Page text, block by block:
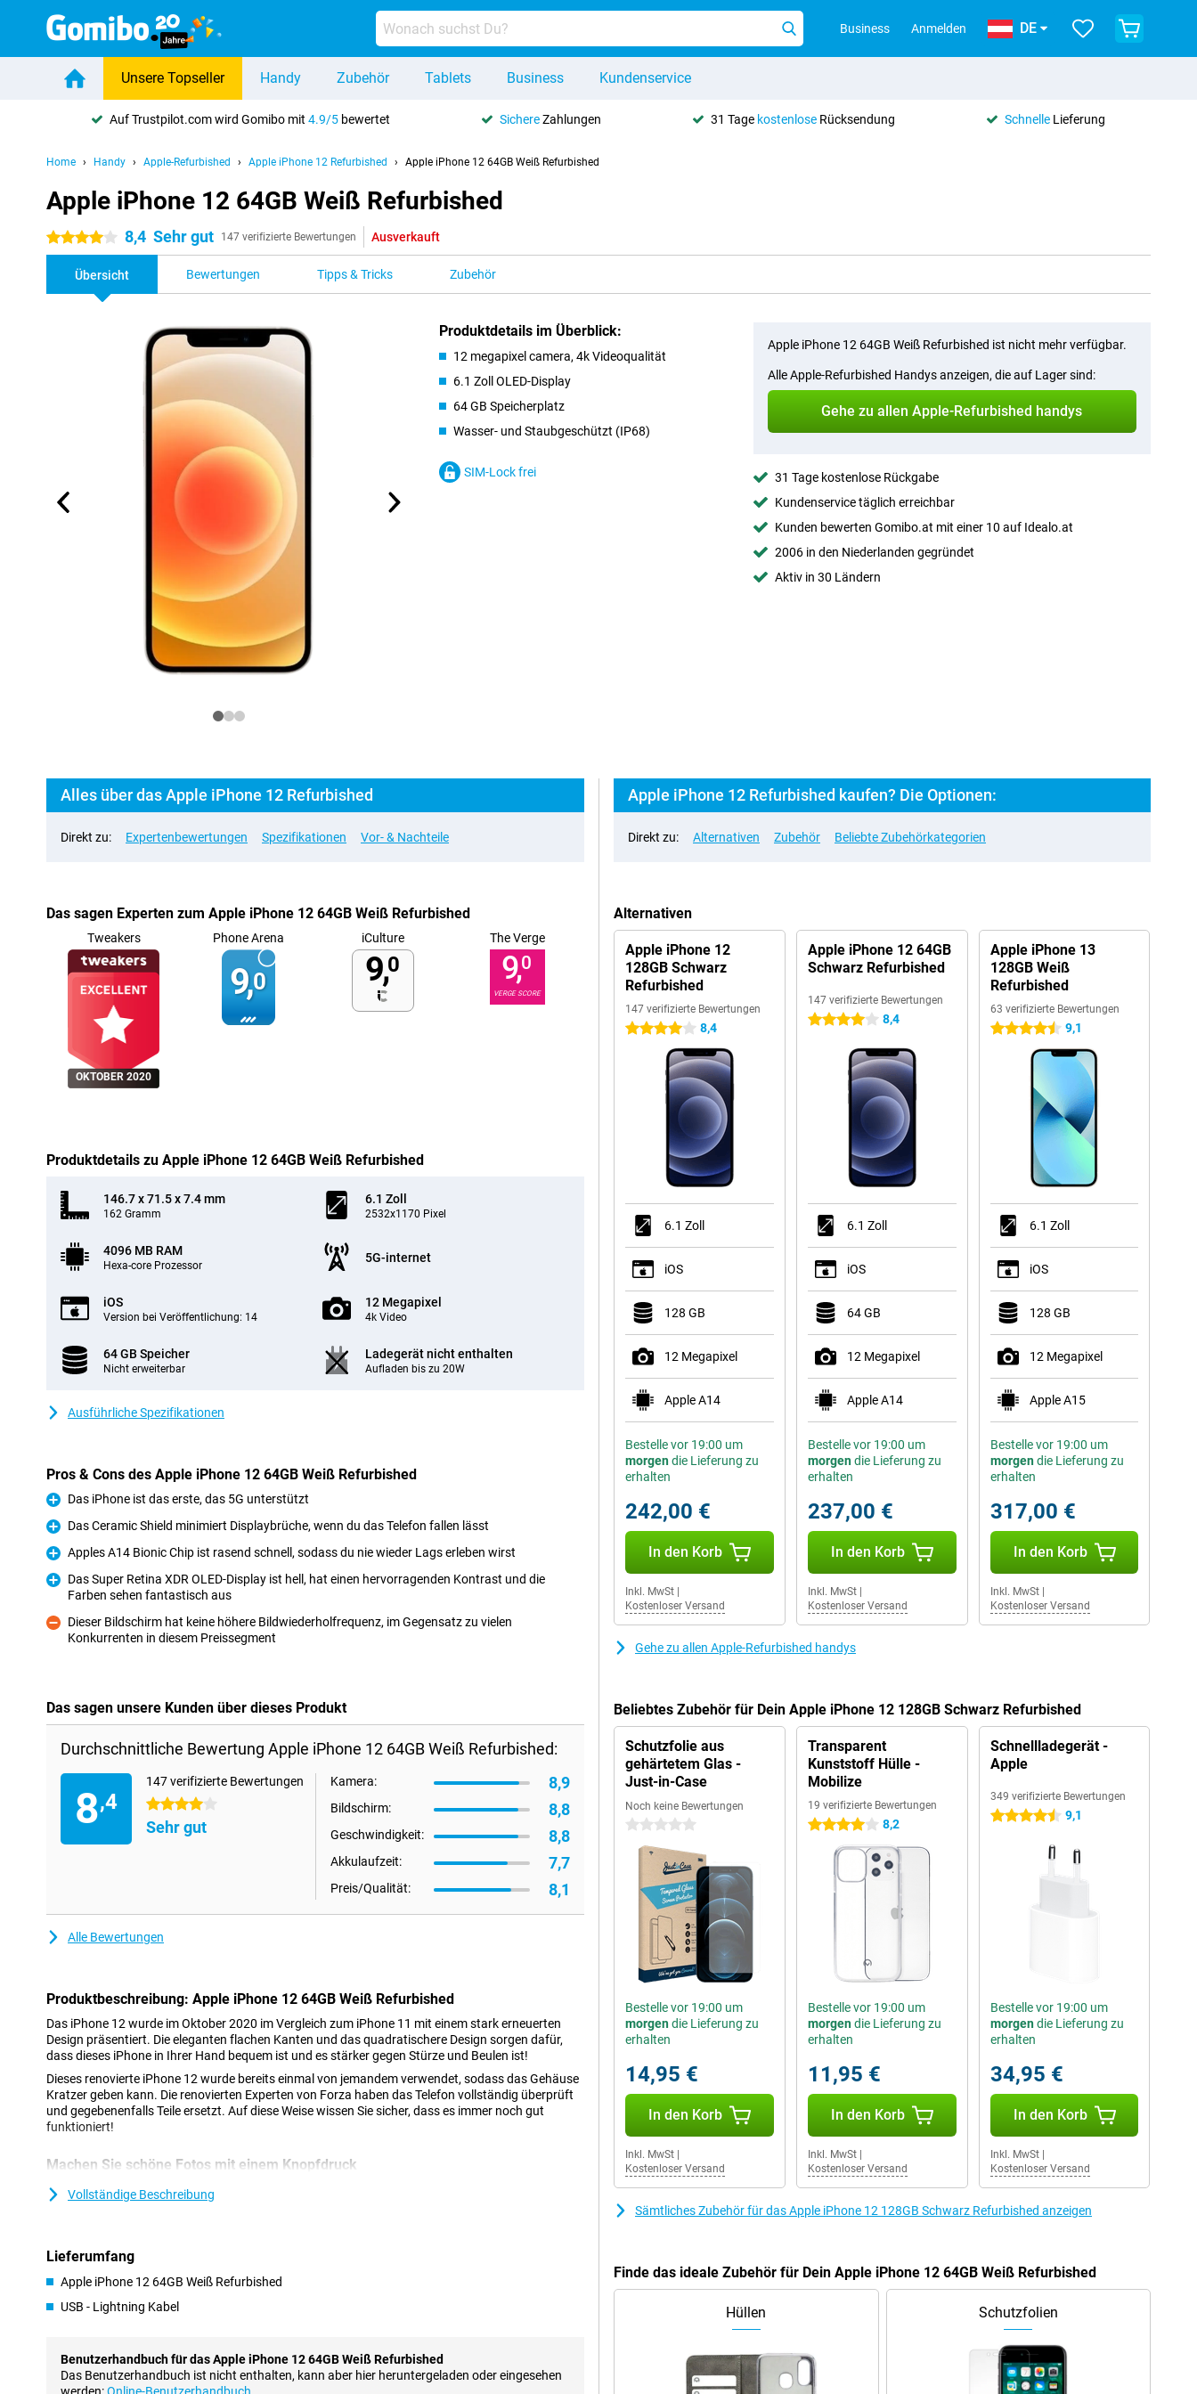
Business Anmelden DE
Unsere Topseller Handy Zubehör Tablets Business Kundenservice
Auf Trustpilot.com wird Gomibo mit4.9/5 bewertet SichereZahlungen 31 Tage kostenloseRücksendung SchnelleLieferung
Home Handy Apple-Refurbished Apple iPhone 12 Refurbished Apple iPhone 12 64GB Weiß Refurbished
Apple iPhone 12 64GB Weiß Refurbished
4 Sterne 8,4 Sehr gut 147 verifizierte Bewertungen Ausverkauft
Übersicht Bewertungen Tipps & Tricks Zubehör
Produktdetails im Überblick:
12 megapixel camera, 4k Videoqualität
6.1 Zoll OLED-Display
64 GB Speicherplatz
Wasser- und Staubgeschützt (IP68)
SIM-Lock frei
Apple iPhone 12 64GB Weiß Refurbished ist nicht mehr verfügbar.
Alle Apple-Refurbished Handys anzeigen, die auf Lager sind:
Gehe zu allen Apple-Refurbished handys
31 Tage kostenlose Rückgabe
Kundenservice täglich erreichbar
Kunden bewerten Gomibo.at mit einer 10 auf Idealo.at
2006 in den Niederlanden gegründet
Aktiv in 30 Ländern
Alles über das Apple iPhone 12 Refurbished
Direkt zu: Expertenbewertungen Spezifikationen Vor- & Nachteile
Das sagen Experten zum Apple iPhone 12 64GB Weiß Refurbished
Tweakers
OKTOBER 2020
Phone Arena
9,0
iCulture
9,0
The Verge
9,0
VERGE SCORE
Produktdetails zu Apple iPhone 12 64GB Weiß Refurbished
146.7 x 71.5 x 7.4 mm
162 Gramm
6.1 Zoll
2532x1170 Pixel
4096 MB RAM
Hexa-core Prozessor
5G-internet
iOS
Version bei Veröffentlichung: 14
12 Megapixel
4k Video
64 GB Speicher
Nicht erweiterbar
Ladegerät nicht enthalten
Aufladen bis zu 20W
Ausführliche Spezifikationen
Pros & Cons des Apple iPhone 12 64GB Weiß Refurbished
Pro
Das iPhone ist das erste, das 5G unterstützt
Pro
Das Ceramic Shield minimiert Displaybrüche, wenn du das Telefon fallen lässt
Pro
Apples A14 Bionic Chip ist rasend schnell, sodass du nie wieder Lags erleben wirst
Das Super Retina XDR OLED-Display ist hell, hat einen hervorragenden Kontrast und die
Farben sehen fantastisch aus
Kontra
Dieser Bildschirm hat keine höhere Bildwiederholfrequenz, im Gegensatz zu vielen
Konkurrenten in diesem Preissegment
Das sagen unsere Kunden über dieses Produkt
Durchschnittliche Bewertung Apple iPhone 12 64GB Weiß Refurbished:
8,4
147 verifizierte Bewertungen
4 Sterne
Sehr gut
Kamera: 8,9
Bildschirm: 8,8
Geschwindigkeit: 8,8
Akkulaufzeit: 7,7
Preis/Qualität: 8,1
Alle Bewertungen
Produktbeschreibung: Apple iPhone 12 64GB Weiß Refurbished
Das iPhone 12 wurde im Oktober 2020 im Vergleich zum iPhone 11 mit einem stark erneuerten
Design präsentiert. Die eleganten flachen Kanten und das quadratischere Design sorgen dafür,
dass dieses iPhone in Ihrer Hand bequem ist und es stärker gegen Stürze und Beulen ist!
Dieses renovierte iPhone 12 wurde bereits einmal von jemandem verwendet, sodass das Gehäuse
Kratzer geben kann. Die renovierten Experten von Forza haben das Telefon vollständig überprüft
und gegebenenfalls Teile ersetzt. Auf diese Weise wissen Sie sicher, dass es immer noch gut
funktioniert!
Machen Sie schöne Fotos mit einem Knopfdruck
Das Kameramodul dieses iPhone 12 enthält zwei Objektive; Eine Kopfobjektiv und ein Ultragro -
Objektiv. Mit diesen Kameras machen Sie immer ein gutes Foto, die Apple -Software setzt alles für
Das iPhone 12 verfügt über einen hervorragenden Porträtmodus, mit dem Sie Menschen
Nachtmodus, mit dem Sie gute Fotos bei schlechten Lichtverhältnissen machen können. Als Finish
ist die Selfie -Kamera auch von guter Qualität!
Der Bildschirm des iPhone 12 erfüllt den Super Retina -Standard von Apple. Nach diesem Standard
müssen die Pixel so nahe beieinander sein, dass Sie sie nicht mit dem bloßen Auge unterscheiden
Vollständige Beschreibung
Lieferumfang
Apple iPhone 12 64GB Weiß Refurbished
USB - Lightning Kabel
Benutzerhandbuch für das Apple iPhone 12 64GB Weiß Refurbished
Das Benutzerhandbuch ist nicht enthalten, kann aber hier heruntergeladen oder eingesehen
Apple iPhone 12 Refurbished kaufen? Die Optionen:
Direkt zu: Alternativen Zubehör Beliebte Zubehörkategorien
Alternativen
Apple iPhone 12
128GB Schwarz
Refurbished
147 verifizierte Bewertungen
4 Sterne 8,4
6.1 Zoll
iOS
128 GB
12 Megapixel
Apple A14
Bestelle vor 19:00 um
morgendie Lieferung zu
erhalten
242,00 €
In den Korb
Inkl. MwSt
Kostenloser Versand
Apple iPhone 12 64GB
Schwarz Refurbished
147 verifizierte Bewertungen
4 Sterne 8,4
6.1 Zoll
iOS
64 GB
12 Megapixel
Apple A14
Bestelle vor 19:00 um
morgendie Lieferung zu
erhalten
237,00 €
In den Korb
Inkl. MwSt|
Kostenloser Versand
Apple iPhone 13
128GB Weiß
Refurbished
63 verifizierte Bewertungen
4.5 Sterne 9,1
6.1 Zoll
iOS
128 GB
12 Megapixel
Apple A15
Bestelle vor 19:00 um
morgendie Lieferung zu
erhalten
317,00 €
In den Korb
Inkl. MwSt|
Kostenloser Versand
Gehe zu allen Apple-Refurbished handys
Beliebtes Zubehör für Dein Apple iPhone 12 128GB Schwarz Refurbished
Schutzfolie aus
gehärtetem Glas -
Just-in-Case
Noch keine Bewertungen
0 Sterne
Bestelle vor 19:00 um
morgendie Lieferung zu
erhalten
14,95 €
In den Korb
Inkl. MwSt
Kostenloser Versand
Transparent
Kunststoff Hülle -
Mobilize
19 verifizierte Bewertungen
4 Sterne 8,2
Bestelle vor 19:00 um
morgendie Lieferung zu
erhalten
11,95 €
In den Korb
Inkl. MwSt|
Kostenloser Versand
Schnellladegerät -
Apple
349 verifizierte Bewertungen
4.5 Sterne 9,1
Bestelle vor 19:00 um
morgendie Lieferung zu
erhalten
34,95 €
In den Korb
Inkl. MwSt|
Kostenloser Versand
Sämtliches Zubehör für das Apple iPhone 12 128GB Schwarz Refurbished anzeigen
Finde das ideale Zubehör für Dein Apple iPhone 12 64GB Weiß Refurbished
Hüllen Schutzfolien